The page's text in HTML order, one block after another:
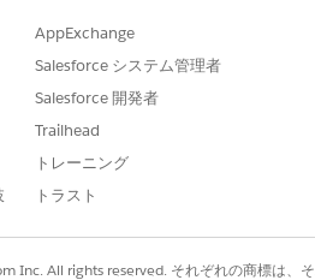
AppExchange
Salesforce システム管理者
Salesforce 開発者
Trailhead
トレーニング
トラスト
Inc. All rights reserved. それぞれの商標は、そ